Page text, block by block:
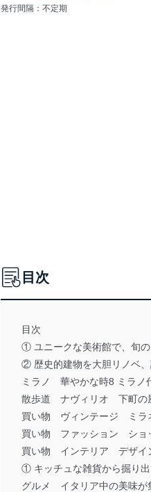
発行間隔：不定期
目次
目次
① ユニークな美術館で、旬の
② 歴史的建物を大胆リノベ、
ミラノ 華やかな時8 ミラノ
散歩道 ナヴィリオ 下町の
買い物 ヴィンテージ ミラ
買い物 ファッション ショ
買い物 インテリア デザイ
① キッチュな雑貨から掘り出
グルメ イタリア中の美味が